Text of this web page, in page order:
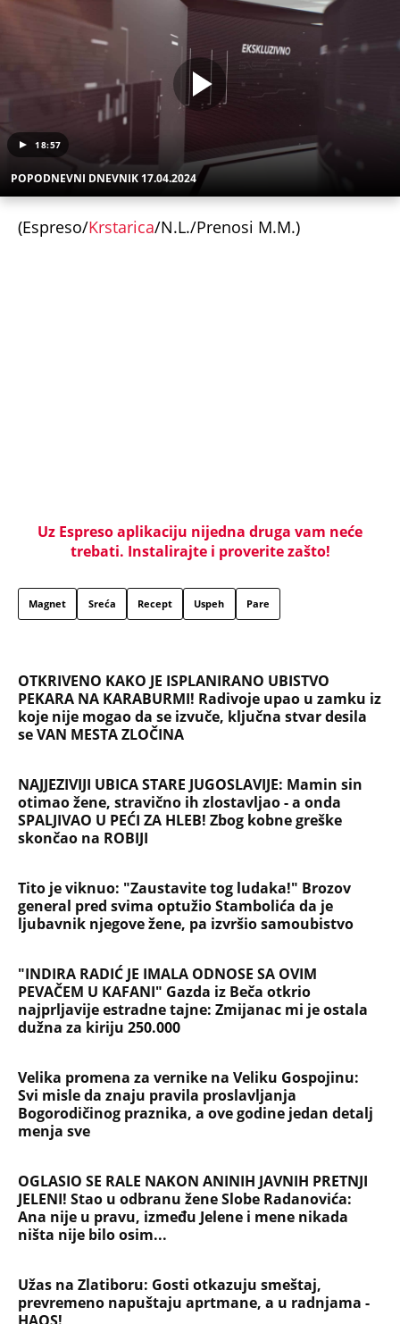
18:57
POPODNEVNI DNEVNIK 17.04.2024
(Espreso/Krstarica/N.L./Prenosi M.M.)
Uz Espreso aplikaciju nijedna druga vam neće
trebati. Instalirajte i proverite zašto!
Magnet Sreća Recept Uspeh Pare
OTKRIVENO KAKO JE ISPLANIRANO UBISTVO
PEKARA NA KARABURMI! Radivoje upao u zamku iz
koje nije mogao da se izvuče, ključna stvar desila
se VAN MESTA ZLOČINA
NAJJEZIVIJI UBICA STARE JUGOSLAVIJE: Mamin sin
otimao žene, stravično ih zlostavljao - a onda
SPALJIVAO U PEĆI ZA HLEB! Zbog kobne greške
skončao na ROBIJI
Tito je viknuo: "Zaustavite tog ludaka!" Brozov
general pred svima optužio Stambolića da je
ljubavnik njegove žene, pa izvršio samoubistvo
"INDIRA RADIĆ JE IMALA ODNOSE SA OVIM
PEVAČEM U KAFANI" Gazda iz Beča otkrio
najprljavije estradne tajne: Zmijanac mi je ostala
dužna za kiriju 250.000
Velika promena za vernike na Veliku Gospojinu:
Svi misle da znaju pravila proslavljanja
Bogorodičinog praznika, a ove godine jedan detalj
menja sve
OGLASIO SE RALE NAKON ANINIH JAVNIH PRETNJI
JELENI! Stao u odbranu žene Slobe Radanovića:
Ana nije u pravu, između Jelene i mene nikada
ništa nije bilo osim...
Užas na Zlatiboru: Gosti otkazuju smeštaj,
prevremeno napuštaju aprtmane, a u radnjama -